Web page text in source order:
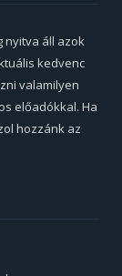
nyitva áll azok
kedvenc
valamilyen
előadókkal. Ha
hozzánk az